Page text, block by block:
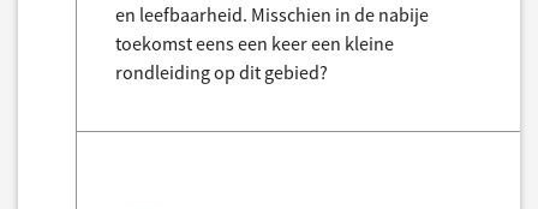
en leefbaarheid. Misschien in de nabije
toekomst eens een keer een kleine
rondleiding op dit gebied?